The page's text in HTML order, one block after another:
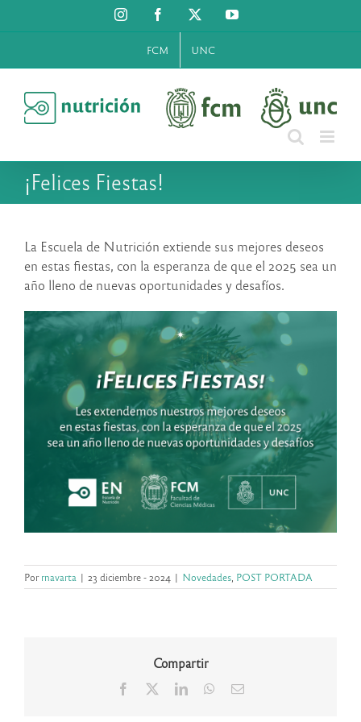
al
InstagramFacebook YouTube
FCM UNC
¡Felices Fiestas!
La Escuela de Nutrición extiende sus mejores deseos
en estas fiestas, con la esperanza de que el 2025 sea un
año lleno de nuevas oportunidades y desafíos.
Porrnavarta | 23 diciembre - 2024 | Novedades POST PORTADA
Compartir
Facebook LinkedInWhatsApp
Correo